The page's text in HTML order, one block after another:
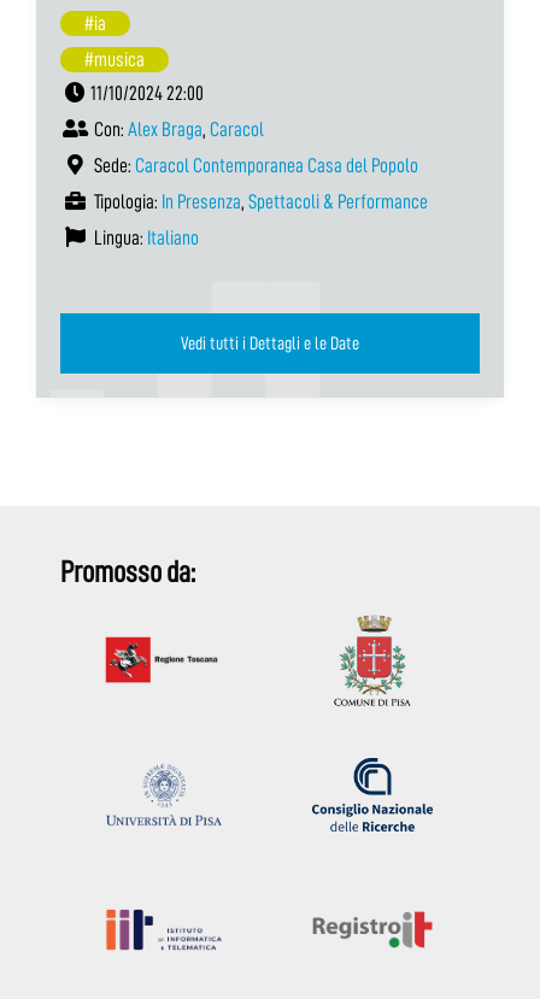
#ia
#musica
11/10/2024 22:00
Con: Alex Braga, Caracol
Sede: Caracol Contemporanea Casa del Popolo
Tipologia: In Presenza, Spettacoli & Performance
Lingua: Italiano
Vedi tutti i Dettagli e le Date
Promosso da: